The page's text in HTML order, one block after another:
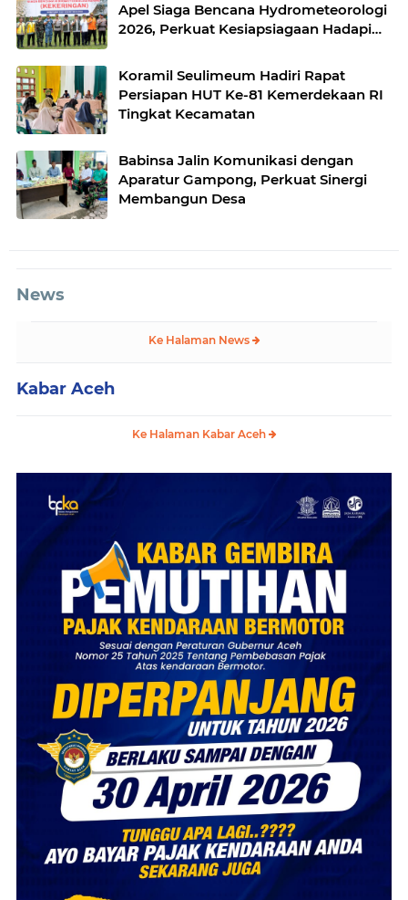
Apel Siaga Bencana Hydrometeorologi
2026, Perkuat Kesiapsiagaan Hadapi
Koramil Seulimeum Hadiri Rapat
Persiapan HUT Ke-81 Kemerdekaan RI
Tingkat Kecamatan
Babinsa Jalin Komunikasi dengan
Aparatur Gampong, Perkuat Sinergi
Membangun Desa
News
Ke Halaman News
Kabar Aceh
Ke Halaman Kabar Aceh